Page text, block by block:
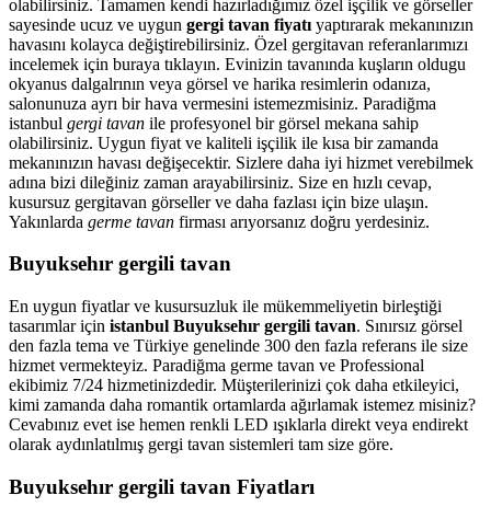
olabilirsiniz. Tamamen kendi hazırladığımız özel işçilik ve görseller
sayesinde ucuz ve uygun gergi tavan fiyatı yaptırarak mekanınızın
havasını kolayca değiştirebilirsiniz. Özel gergitavan referanlarımızı
incelemek için buraya tıklayın. Evinizin tavanında kuşların oldugu
okyanus dalgalrının veya görsel ve harika resimlerin odanıza,
salonunuza ayrı bir hava vermesini istemezmisiniz. Paradiğma
istanbul gergi tavan ile profesyonel bir görsel mekana sahip
olabilirsiniz. Uygun fiyat ve kaliteli işçilik ile kısa bir zamanda
mekanınızın havası değişecektir. Sizlere daha iyi hizmet verebilmek
adına bizi dileğiniz zaman arayabilirsiniz. Size en hızlı cevap,
kusursuz gergitavan görseller ve daha fazlası için bize ulaşın.
Yakınlarda germe tavan firması arıyorsanız doğru yerdesiniz.
Buyuksehır gergili tavan
En uygun fiyatlar ve kusursuzluk ile mükemmeliyetin birleştiği
tasarımlar için istanbul Buyuksehır gergili tavan. Sınırsız görsel
den fazla tema ve Türkiye genelinde 300 den fazla referans ile size
hizmet vermekteyiz. Paradiğma germe tavan ve Professional
ekibimiz 7/24 hizmetinizdedir. Müşterilerinizi çok daha etkileyici,
kimi zamanda daha romantik ortamlarda ağırlamak istemez misiniz?
Cevabınız evet ise hemen renkli LED ışıklarla direkt veya endirekt
olarak aydınlatılmış gergi tavan sistemleri tam size göre.
Buyuksehır gergili tavan Fiyatları